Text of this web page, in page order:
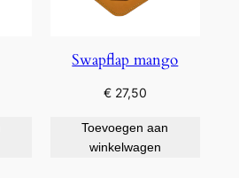
Swapflap mango
€27,50
Toevoegen aan
winkelwagen